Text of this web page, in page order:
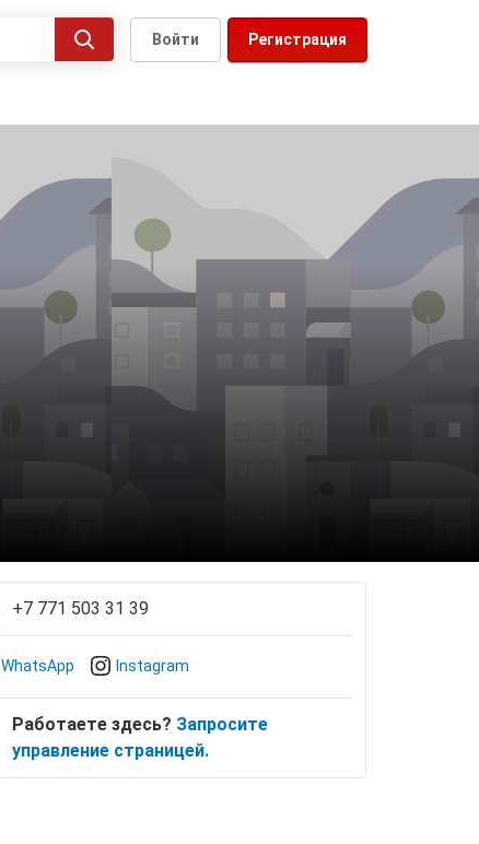
Регистрация
Войти
+7 771 503 31 39
WhatsApp Instagram
Работаете здесь? Запросите
управление страницей.